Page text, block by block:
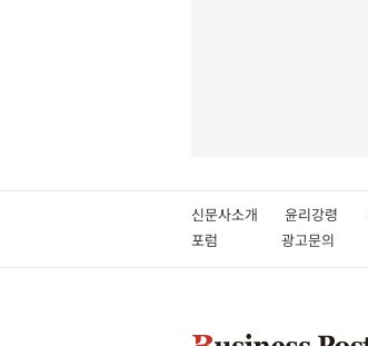
신문사소개 윤리강령
포럼
광고문의